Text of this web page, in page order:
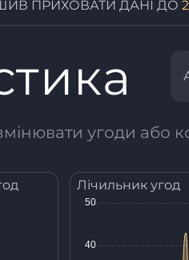
ПРИХОВАТИ ДАНІ ДО
угоди або
Лічильник угод